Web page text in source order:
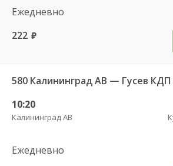
Ежедневно
222 руб.
10:20
Калининград АВ
Ежедневно